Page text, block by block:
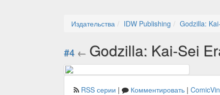
Издательства IDW Publishing Godzilla:
#4 ← Godzilla: Kai-Sei
RSS серии | Комментировать |